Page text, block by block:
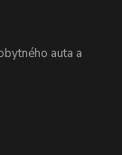
auta a